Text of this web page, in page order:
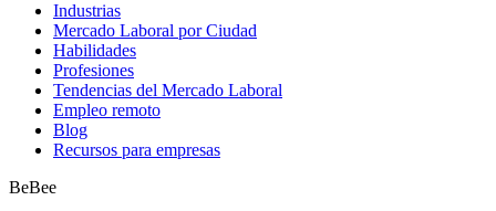
Industrias
Mercado Laboral por Ciudad
Habilidades
Profesiones
Tendencias del Mercado Laboral
Empleo remoto
Blog
Recursos para empresas
BeBee